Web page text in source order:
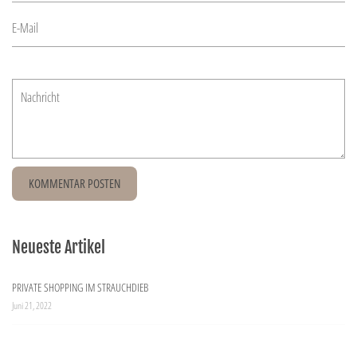
Mail
Neueste Artikel
PRIVATE SHOPPING IM STRAUCHDIEB
Juni 21, 2022